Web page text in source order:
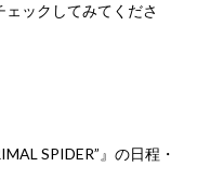
ェックしてみてくださ
SPIDER”』の日程・